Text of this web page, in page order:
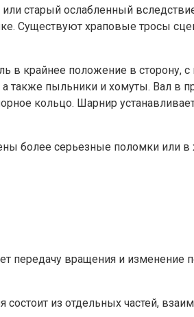
старый ослабленный
Существуют храповые тросы
в крайнее положение в сторону,
а также пыльники и хомуты. Вал
кольцо. Шарнир
более серьезные поломки или в
передачу вращения и изменение
из отдельных частей,